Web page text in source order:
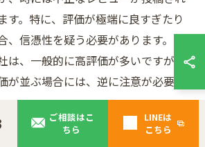
す。特に、評価が極端に良すぎたり
、信憑性を疑う必要があります。評
は、一般的に高評価が多いですが、
が並ぶ場合には、逆に注意が必要で
ご相談はこ
ちら
LINEは
こちら